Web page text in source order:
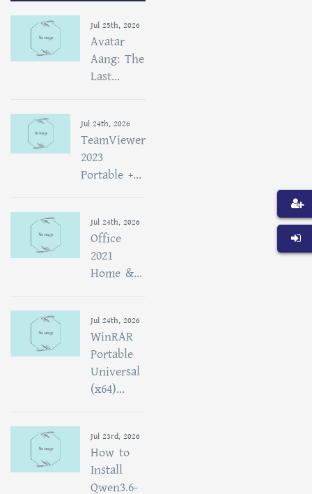
Jul 25th, 2026
Avatar
Aang: The
Last...
Jul 24th, 2026
TeamViewer
2023
Portable +...
Jul 24th, 2026
Office
2021
Home &...
Jul 24th, 2026
WinRAR
Portable
Universal
(x64)...
Jul 23rd, 2026
How to
Install
Qwen3.6-